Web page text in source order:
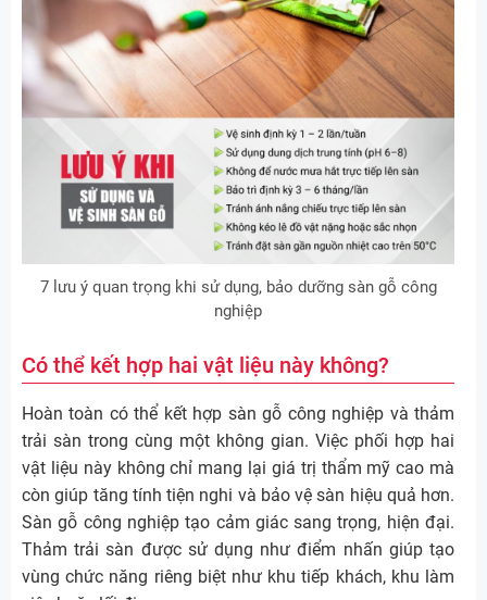
7 lưu ý quan trọng khi sử dụng, bảo dưỡng sàn gỗ công
nghiệp
Có thể kết hợp hai vật liệu này không?
Hoàn toàn có thể kết hợp sàn gỗ công nghiệp và thảm
trải sàn trong cùng một không gian. Việc phối hợp hai
vật liệu này không chỉ mang lại giá trị thẩm mỹ cao mà
còn giúp tăng tính tiện nghi và bảo vệ sàn hiệu quả hơn.
Sàn gỗ công nghiệp tạo cảm giác sang trọng, hiện đại.
Thảm trải sàn được sử dụng như điểm nhấn giúp tạo
vùng chức năng riêng biệt như khu tiếp khách, khu làm